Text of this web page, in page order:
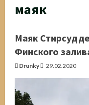
маяк
Маяк
Финского
Drunky 29.02.2020